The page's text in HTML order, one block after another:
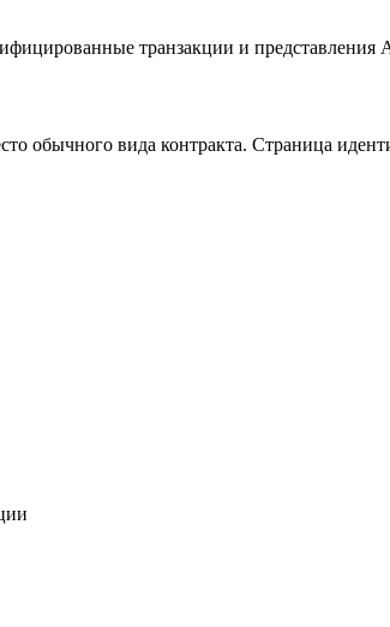
транзакции и представления
обычного вида контракта. Страница